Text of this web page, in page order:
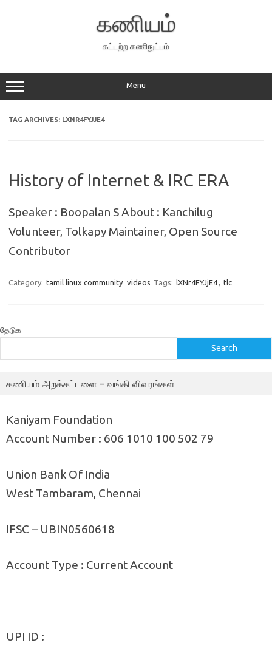
கணியம்
கட்டற்ற கணிநுட்பம்
Menu
TAG ARCHIVES: LXNR4FYJJE4
History of Internet & IRC ERA
Speaker : Boopalan S About : Kanchilug
Volunteer, Tolkapy Maintainer, Open Source
Contributor
Category: tamil linux community videos Tags: lXNr4FYJjE4, tlc
தேடுக
Search
கணியம் அறக்கட்டளை – வங்கி விவரங்கள்
Kaniyam Foundation
Account Number : 606 1010 100 502 79
Union Bank Of India
West Tambaram, Chennai
IFSC – UBIN0560618
Account Type : Current Account
UPI ID :